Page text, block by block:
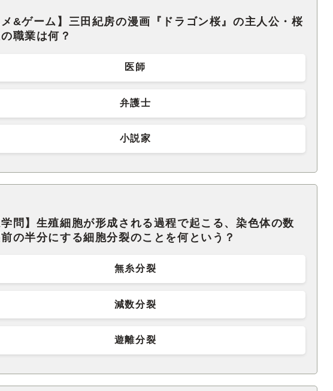
メ&ゲーム】三田紀房の漫画『ドラゴン桜』の主人公・桜
職業は何？
医師
弁護士
小説家
学問】生殖細胞が形成される過程で起こる、染色体の数
の半分にする細胞分裂のことを何という？
無糸分裂
減数分裂
遊離分裂